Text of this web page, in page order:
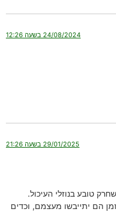
24/08/2024 בשעה 12:26
29/01/2025 בשעה 21:26
טובע בנוזלי העיכול.
הם יתייבשו מעצמם, וכדים